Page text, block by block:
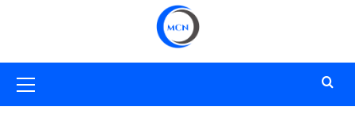
primario